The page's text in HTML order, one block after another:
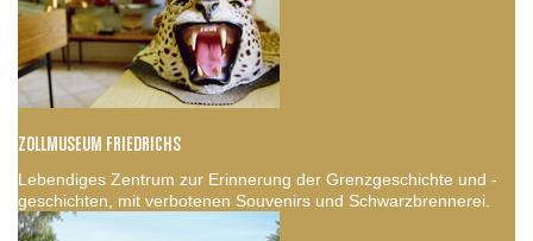
ZOLLMUSEUM FRIEDRICHS
Lebendiges Zentrum zur Erinnerung der Grenzgeschichte und -
geschichten, mit verbotenen Souvenirs und Schwarzbrennerei.